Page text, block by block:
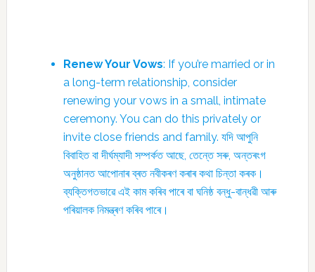
Renew Your Vows: If you’re married or in
a long-term relationship, consider
renewing your vows in a small, intimate
ceremony. You can do this privately or
invite close friends and family. যদি আপুনি
বিবাহিত বা দীৰ্ঘম্যাদী সম্পৰ্কত আছে, তেন্তে সৰু, অন্তৰংগ
অনুষ্ঠানত আপোনাৰ ব্ৰত নবীকৰণ কৰাৰ কথা চিন্তা কৰক।
ব্যক্তিগতভাৱে এই কাম কৰিব পাৰে বা ঘনিষ্ঠ বন্ধু-বান্ধৱী আৰু
পৰিয়ালক নিমন্ত্ৰণ কৰিব পাৰে।